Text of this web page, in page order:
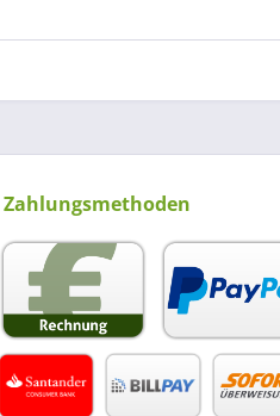
Zahlungsmethoden